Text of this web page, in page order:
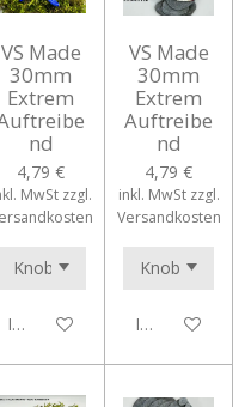
VS Made
30mm
Extrem
nd
4,79 €
MwSt zzgl.
In den Warenkorb
VS Made
30mm
Extrem
Auftreibe
nd
4,79 €
inkl. MwSt zzgl.
Versandkosten
In den